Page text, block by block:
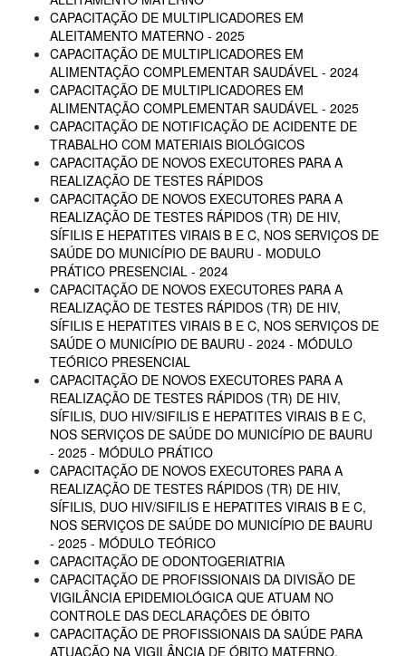
CAPACITAÇÃO DE MULTIPLICADORES EM
ALEITAMENTO MATERNO - 2025
CAPACITAÇÃO DE MULTIPLICADORES EM
ALIMENTAÇÃO COMPLEMENTAR SAUDÁVEL - 2024
CAPACITAÇÃO DE MULTIPLICADORES EM
ALIMENTAÇÃO COMPLEMENTAR SAUDÁVEL - 2025
CAPACITAÇÃO DE NOTIFICAÇÃO DE ACIDENTE DE
TRABALHO COM MATERIAIS BIOLÓGICOS
CAPACITAÇÃO DE NOVOS EXECUTORES PARA A
REALIZAÇÃO DE TESTES RÁPIDOS
CAPACITAÇÃO DE NOVOS EXECUTORES PARA A
REALIZAÇÃO DE TESTES RÁPIDOS (TR) DE HIV,
SÍFILIS E HEPATITES VIRAIS B E C, NOS SERVIÇOS DE
SAÚDE DO MUNICÍPIO DE BAURU - MODULO
PRÁTICO PRESENCIAL - 2024
CAPACITAÇÃO DE NOVOS EXECUTORES PARA A
REALIZAÇÃO DE TESTES RÁPIDOS (TR) DE HIV,
SÍFILIS E HEPATITES VIRAIS B E C, NOS SERVIÇOS DE
SAÚDE O MUNICÍPIO DE BAURU - 2024 - MÓDULO
TEÓRICO PRESENCIAL
CAPACITAÇÃO DE NOVOS EXECUTORES PARA A
REALIZAÇÃO DE TESTES RÁPIDOS (TR) DE HIV,
SÍFILIS, DUO HIV/SIFILIS E HEPATITES VIRAIS B E C,
NOS SERVIÇOS DE SAÚDE DO MUNICÍPIO DE BAURU
- 2025 - MÓDULO PRÁTICO
CAPACITAÇÃO DE NOVOS EXECUTORES PARA A
REALIZAÇÃO DE TESTES RÁPIDOS (TR) DE HIV,
SÍFILIS, DUO HIV/SIFILIS E HEPATITES VIRAIS B E C,
NOS SERVIÇOS DE SAÚDE DO MUNICÍPIO DE BAURU
- 2025 - MÓDULO TEÓRICO
CAPACITAÇÃO DE ODONTOGERIATRIA
CAPACITAÇÃO DE PROFISSIONAIS DA DIVISÃO DE
VIGILÂNCIA EPIDEMIOLÓGICA QUE ATUAM NO
CONTROLE DAS DECLARAÇÕES DE ÓBITO
CAPACITAÇÃO DE PROFISSIONAIS DA SAÚDE PARA
ATUAÇÃO NA VIGILÂNCIA DE ÓBITO MATERNO,